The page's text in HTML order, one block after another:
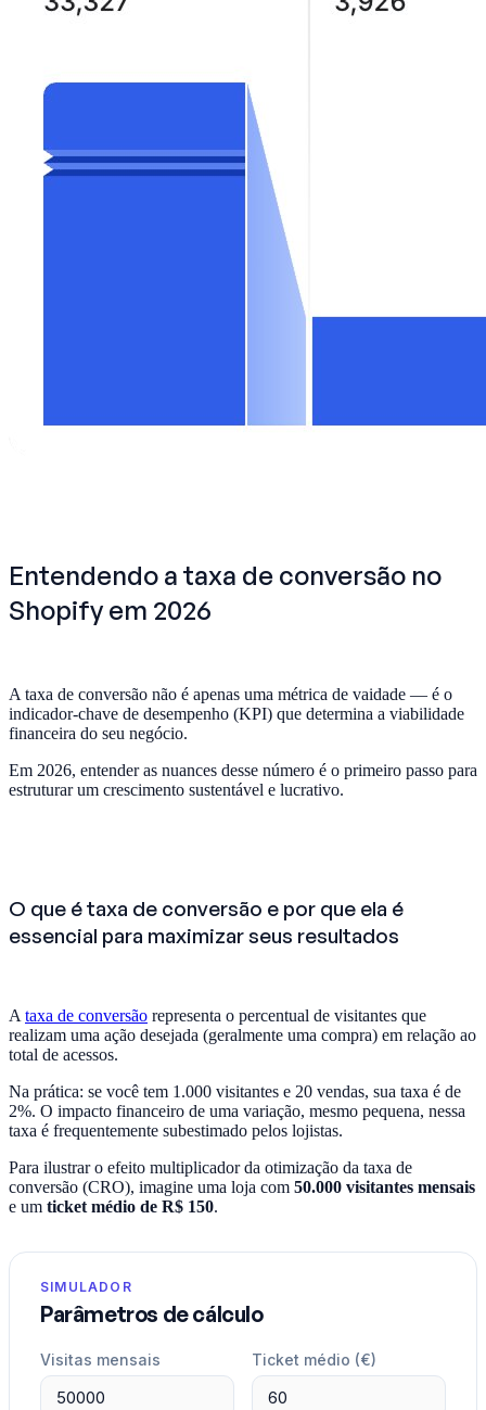
Entendendo a taxa de conversão no
Shopify em 2026
A taxa de conversão não é apenas uma métrica de vaidade — é o
indicador-chave de desempenho (KPI) que determina a viabilidade
financeira do seu negócio.
Em 2026, entender as nuances desse número é o primeiro passo para
estruturar um crescimento sustentável e lucrativo.
O que é taxa de conversão e por que ela é
essencial para maximizar seus resultados
A taxa de conversão representa o percentual de visitantes que
realizam uma ação desejada (geralmente uma compra) em relação ao
total de acessos.
Na prática: se você tem 1.000 visitantes e 20 vendas, sua taxa é de
2%. O impacto financeiro de uma variação, mesmo pequena, nessa
taxa é frequentemente subestimado pelos lojistas.
Para ilustrar o efeito multiplicador da otimização da taxa de
conversão (CRO), imagine uma loja com 50.000 visitantes mensais
e um ticket médio de R$ 150.
SIMULADOR
Parâmetros de cálculo
Visitas mensais Ticket médio (€)